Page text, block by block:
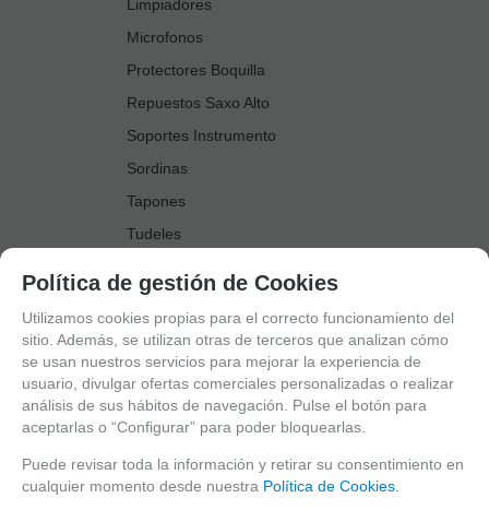
Limpiadores
Microfonos
Protectores Boquilla
Repuestos Saxo Alto
Soportes Instrumento
Sordinas
Tapones
Tudeles
Accesorios Saxo Tenor
Abrazaderas
Anillo Fonico Saxo Tenor
Atriles Marcha
Boquillas
Boquilleros
Cañas
Política de gestión de Cookies
Utilizamos cookies propias para el correcto funcionamiento del
sitio. Además, se utilizan otras de terceros que analizan cómo
se usan nuestros servicios para mejorar la experiencia de
usuario, divulgar ofertas comerciales personalizadas o realizar
análisis de sus hábitos de navegación. Pulse el botón para
aceptarlas o “Configurar” para poder bloquearlas.
Puede revisar toda la información y retirar su consentimiento en
cualquier momento desde nuestra Política de Cookies.